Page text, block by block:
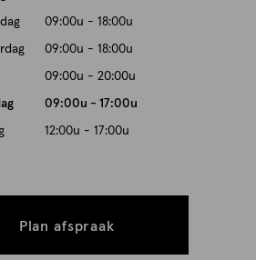
Plan afspraak
09:00u - 18:00u
09:00u - 18:00u
09:00u - 20:00u
09:00u - 17:00u
12:00u - 17:00u